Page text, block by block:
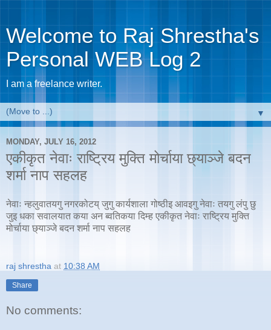
Welcome to Raj Shrestha's
Personal WEB Log 2
I am a freelance writer.
▼
MONDAY, JULY 16, 2012
एकीकृत नेवाः राष्ट्रिय मुक्ति मोर्चाया छ्याञ्जे बदन
शर्मा नाप सहलह
नेवाः न्हलुवातयगु नगरकोटय् जुगु कार्यशाला गोष्ठीइ आवइगु नेवाः तयगु लंपु छु
जुइ धका सवालयात कया अन ब्वतिकया दिम्ह एकीकृत नेवाः राष्ट्रिय मुक्ति
मोर्चाया छ्याञ्जे बदन शर्मा नाप सहलह
raj shrestha at 10:38 AM
Share
No comments: